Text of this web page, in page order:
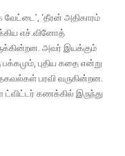
வேட்டை’, ‘தீரன் அதிகாரம்
எச்.வினோத்
அவர் இயக்கும்
பக்கமும், புதிய கதை என்று
பரவி வருகின்றன.
ட்விட்டர் கணக்கில் இருந்து